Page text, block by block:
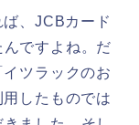
、JCBカード
ですよね。だ
ツラックのお
したものでは